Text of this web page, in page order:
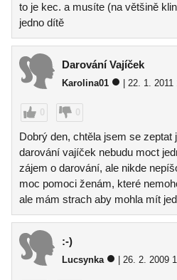
to je kec. a musíte (na většině
jedno dítě
Darování Vajíček
Karolina01 | 22. 1.
0 0
Dobrý den, chtěla jsem se zeptat
darování vajíček nebudu moct
zájem o darování, ale nikde
moc pomoci ženám, které
ale mám strach aby mohla mít
:-)
Lucsynka | 26. 2. 2009